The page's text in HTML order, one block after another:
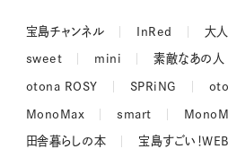
宝島チャンネル InRed 大
sweet mini 素敵なあの人
otona ROSY SPRiNG
MonoMax smart
田舎暮らしの本 宝島すごい！WEB